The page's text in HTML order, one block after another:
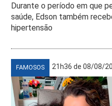
Durante o período em que
saúde, Edson também
hipertensão
FAMOSOS 21h36 de 08/08/